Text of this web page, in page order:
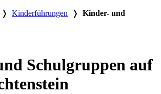
❭ Kinderführungen ❭ Kinder- und
Schulgruppen auf